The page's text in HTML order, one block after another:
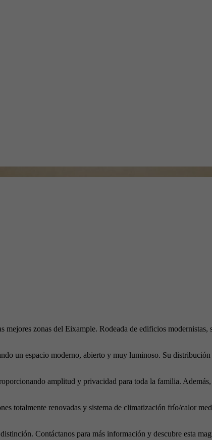
zonas del Eixample. Rodeada de edificios
un espacio moderno, abierto y muy luminoso. Su
amplitud y privacidad para toda la familia.
totalmente renovadas y sistema de climatización frío/calor
Contáctanos para más información y descubre esta